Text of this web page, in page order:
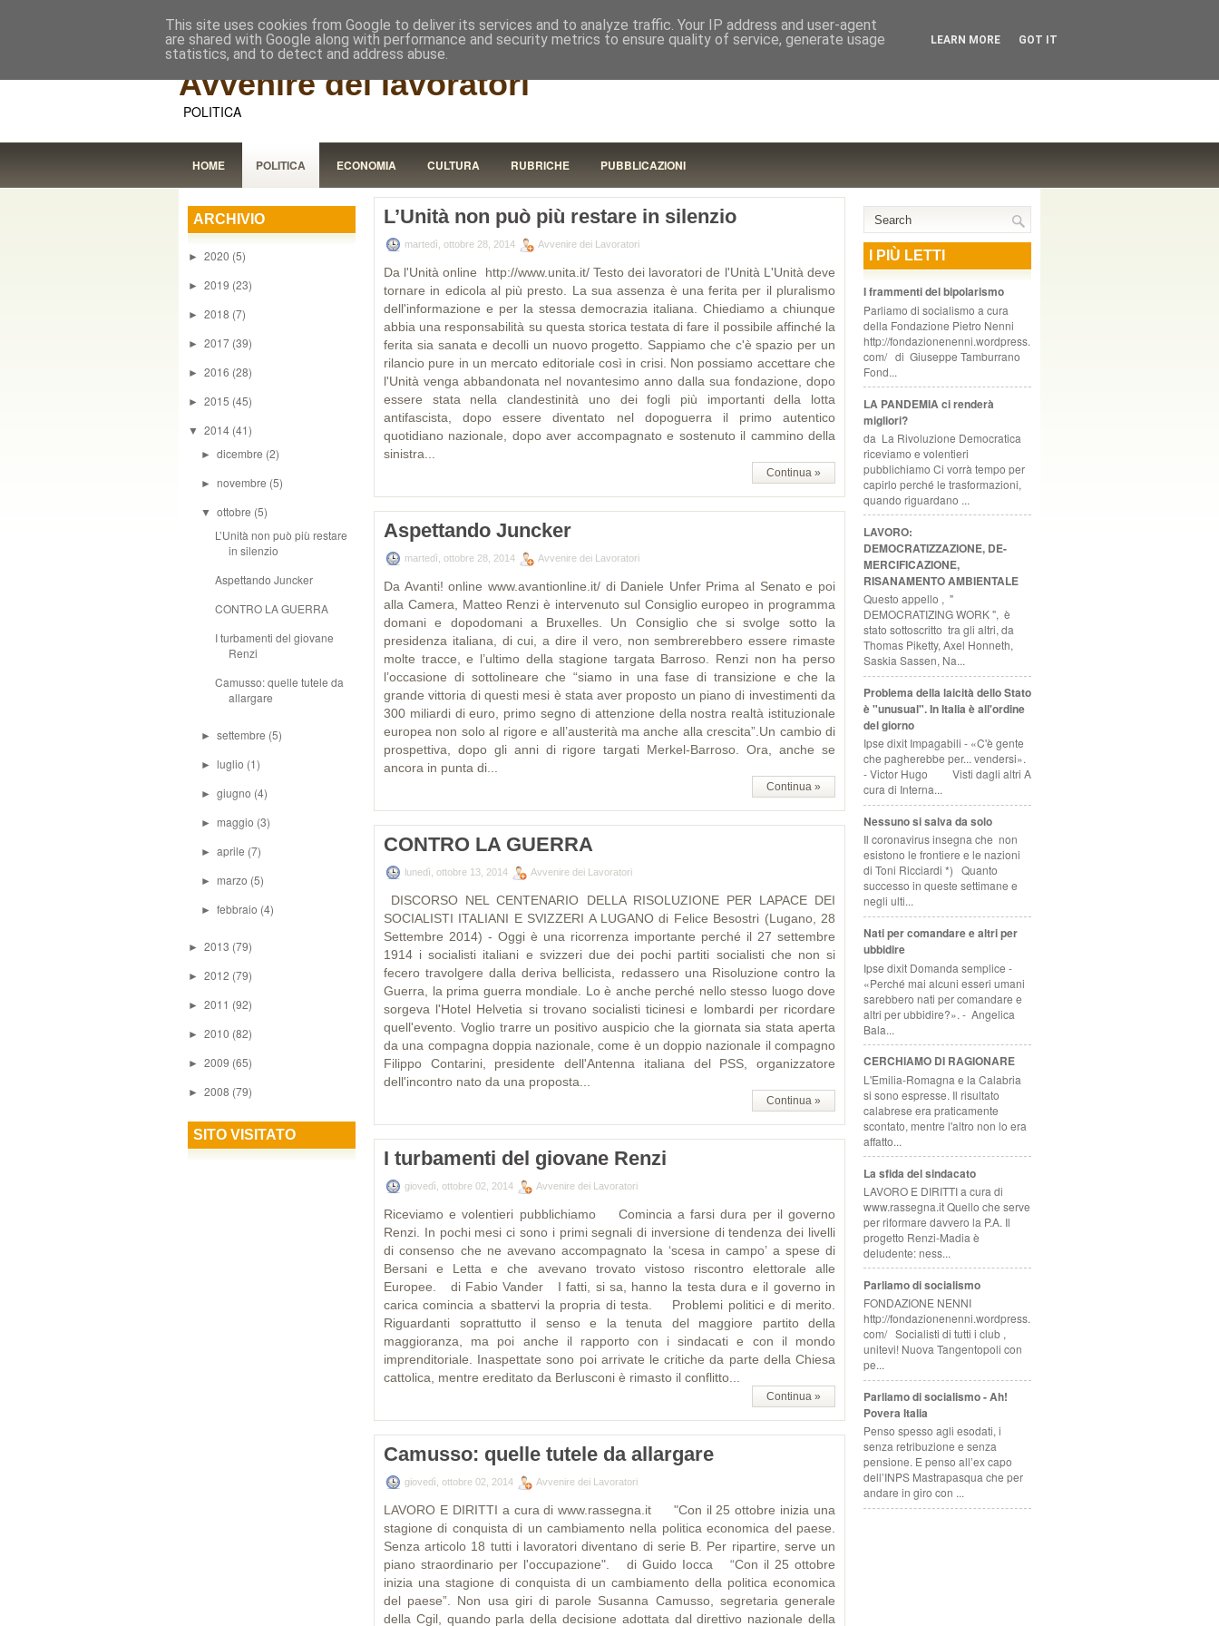
RISTORANTE COOPERATIVO, ZURIGO
Avvenire dei lavoratori
POLITICA
HOME POLITICA ECONOMIA CULTURA RUBRICHE PUBBLICAZIONI
ARCHIVIO
► 2020 (5)
► 2019 (23)
► 2018 (7)
► 2017 (39)
► 2016 (28)
► 2015 (45)
▼ 2014 (41)
►dicembre (2)
►novembre (5)
▼ottobre (5)
L’Unità non può più restare
in silenzio
Aspettando Juncker
CONTRO LA GUERRA
I turbamenti del giovane
Renzi
Camusso: quelle tutele da
allargare
►settembre (5)
► luglio (1)
►giugno (4)
► maggio (3)
►aprile (7)
► marzo (5)
►febbraio (4)
► 2013 (79)
► 2012 (79)
► 2011 (92)
► 2010 (82)
► 2009 (65)
► 2008 (79)
SITO VISITATO
L’Unità non può più restare in silenzio
martedì, ottobre 28, 2014 Avvenire dei Lavoratori
Da l'Unità online http://www.unita.it/ Testo dei lavoratori de l'Unità L'Unità deve
tornare in edicola al più presto. La sua assenza è una ferita per il pluralismo
dell'informazione e per la stessa democrazia italiana. Chiediamo a chiunque
abbia una responsabilità su questa storica testata di fare il possibile affinché la
ferita sia sanata e decolli un nuovo progetto. Sappiamo che c'è spazio per un
rilancio pure in un mercato editoriale così in crisi. Non possiamo accettare che
l'Unità venga abbandonata nel novantesimo anno dalla sua fondazione, dopo
essere stata nella clandestinità uno dei fogli più importanti della lotta
antifascista, dopo essere diventato nel dopoguerra il primo autentico
quotidiano nazionale, dopo aver accompagnato e sostenuto il cammino della
sinistra...
Continua »
Aspettando Juncker
martedì, ottobre 28, 2014 Avvenire dei Lavoratori
Da Avanti! online www.avantionline.it/ di Daniele Unfer Prima al Senato e poi
alla Camera, Matteo Renzi è intervenuto sul Consiglio europeo in programma
domani e dopodomani a Bruxelles. Un Consiglio che si svolge sotto la
presidenza italiana, di cui, a dire il vero, non sembrerebbero essere rimaste
molte tracce, e l’ultimo della stagione targata Barroso. Renzi non ha perso
l’occasione di sottolineare che “siamo in una fase di transizione e che la
grande vittoria di questi mesi è stata aver proposto un piano di investimenti da
300 miliardi di euro, primo segno di attenzione della nostra realtà istituzionale
europea non solo al rigore e all’austerità ma anche alla crescita”.Un cambio di
prospettiva, dopo gli anni di rigore targati Merkel-Barroso. Ora, anche se
ancora in punta di...
Continua »
CONTRO LA GUERRA
lunedì, ottobre 13, 2014 Avvenire dei Lavoratori
DISCORSO NEL CENTENARIO DELLA RISOLUZIONE PER LAPACE DEI
SOCIALISTI ITALIANI E SVIZZERI A LUGANO di Felice Besostri (Lugano, 28
Settembre 2014) - Oggi è una ricorrenza importante perché il 27 settembre
1914 i socialisti italiani e svizzeri due dei pochi partiti socialisti che non si
fecero travolgere dalla deriva bellicista, redassero una Risoluzione contro la
Guerra, la prima guerra mondiale. Lo è anche perché nello stesso luogo dove
sorgeva l'Hotel Helvetia si trovano socialisti ticinesi e lombardi per ricordare
quell'evento. Voglio trarre un positivo auspicio che la giornata sia stata aperta
da una compagna doppia nazionale, come è un doppio nazionale il compagno
Filippo Contarini, presidente dell'Antenna italiana del PSS, organizzatore
dell'incontro nato da una proposta...
Continua »
I turbamenti del giovane Renzi
giovedì, ottobre 02, 2014 Avvenire dei Lavoratori
Riceviamo e volentieri pubblichiamo Comincia a farsi dura per il governo
Renzi. In pochi mesi ci sono i primi segnali di inversione di tendenza dei livelli
di consenso che ne avevano accompagnato la ‘scesa in campo’ a spese di
Bersani e Letta e che avevano trovato vistoso riscontro elettorale alle
Europee. di Fabio Vander I fatti, si sa, hanno la testa dura e il governo in
carica comincia a sbattervi la propria di testa. Problemi politici e di merito.
Riguardanti soprattutto il senso e la tenuta del maggiore partito della
maggioranza, ma poi anche il rapporto con i sindacati e con il mondo
imprenditoriale. Inaspettate sono poi arrivate le critiche da parte della Chiesa
cattolica, mentre ereditato da Berlusconi è rimasto il conflitto...
Continua »
Camusso: quelle tutele da allargare
giovedì, ottobre 02, 2014 Avvenire dei Lavoratori
LAVORO E DIRITTI a cura di www.rassegna.it "Con il 25 ottobre inizia una
stagione di conquista di un cambiamento nella politica economica del paese.
Senza articolo 18 tutti i lavoratori diventano di serie B. Per ripartire, serve un
piano straordinario per l'occupazione". di Guido Iocca “Con il 25 ottobre
inizia una stagione di conquista di un cambiamento della politica economica
del paese”. Non usa giri di parole Susanna Camusso, segretaria generale
della Cgil, quando parla della decisione adottata dal direttivo nazionale della
I PIÙ LETTI
I frammenti del bipolarismo
Parliamo di socialismo a cura
della Fondazione Pietro Nenni
http://fondazionenenni.wordpress.
com/ di Giuseppe Tamburrano
Fond...
LA PANDEMIA ci renderà
migliori?
da La Rivoluzione Democratica
riceviamo e volentieri
pubblichiamo Ci vorrà tempo per
capirlo perché le trasformazioni,
quando riguardano ...
LAVORO:
DEMOCRATIZZAZIONE, DE-
MERCIFICAZIONE,
RISANAMENTO AMBIENTALE
Questo appello , "
DEMOCRATIZING WORK ", è
stato sottoscritto tra gli altri, da
Thomas Piketty, Axel Honneth,
Saskia Sassen, Na...
Problema della laicità dello Stato
è "unusual". In Italia è all'ordine
del giorno
Ipse dixit Impagabili - «C'è gente
che pagherebbe per... vendersi».
- Victor Hugo Visti dagli altri A
cura di Interna...
Nessuno si salva da solo
Il coronavirus insegna che non
esistono le frontiere e le nazioni
di Toni Ricciardi *) Quanto
successo in queste settimane e
negli ulti...
Nati per comandare e altri per
ubbidire
Ipse dixit Domanda semplice -
«Perché mai alcuni esseri umani
sarebbero nati per comandare e
altri per ubbidire?». - Angelica
Bala...
CERCHIAMO DI RAGIONARE
L'Emilia-Romagna e la Calabria
si sono espresse. Il risultato
calabrese era praticamente
scontato, mentre l'altro non lo era
affatto...
La sfida del sindacato
LAVORO E DIRITTI a cura di
www.rassegna.it Quello che serve
per riformare davvero la P.A. Il
progetto Renzi-Madia è
deludente: ness...
Parliamo di socialismo
FONDAZIONE NENNI
http://fondazionenenni.wordpress.
com/ Socialisti di tutti i club ,
unitevi! Nuova Tangentopoli con
pe...
Parliamo di socialismo - Ah!
Povera Italia
Penso spesso agli esodati, i
senza retribuzione e senza
pensione. E penso all’ex capo
dell’INPS Mastrapasqua che per
andare in giro con ...
This site uses cookies from Google to deliver its services and to analyze traffic. Your IP address and user-agent
are shared with Google along with performance and security metrics to ensure quality of service, generate usage
statistics, and to detect and address abuse.
LEARN MORE GOT IT